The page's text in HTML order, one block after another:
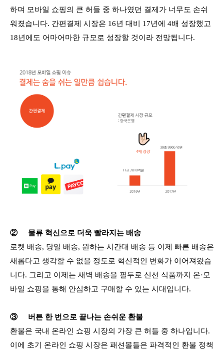
하며 모바일 쇼핑의 큰 허들 중 하나였던 결제가 너무도 손쉬
워졌습니다. 간편결제 시장은 16년 대비 17년에 4배 성장했고
18년에도 어마어마한 규모로 성장할 것이라 전망됩니다.
②
물류 혁신으로 더욱 빨라지는 배송
로켓 배송, 당일 배송, 원하는 시간대 배송 등 이제 빠른 배송은
새롭다고 생각할 수 없을 정도로 혁신적인 변화가 이어져왔습
니다. 그리고 이제는 새벽 배송을 필두로 신선 식품까지 온·모
바일 쇼핑을 통해 안심하고 구매할 수 있는 시대입니다.
③
버튼 한 번으로 끝나는 손쉬운 환불
환불은 국내 온라인 쇼핑 시장의 가장 큰 허들 중 하나입니다.
이에 초기 온라인 쇼핑 시장은 패션몰들은 파격적인 환불 정책